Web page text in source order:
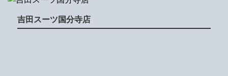
吉田スーツ国分寺店